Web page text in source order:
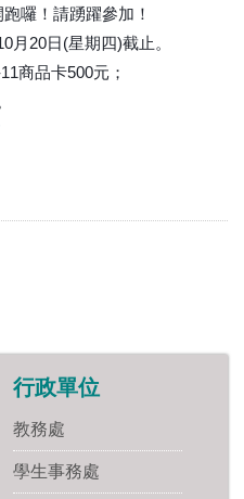
囉！請踴躍參加！
月20日(星期四)截止。
商品卡500元；
行政單位
教務處
學生事務處